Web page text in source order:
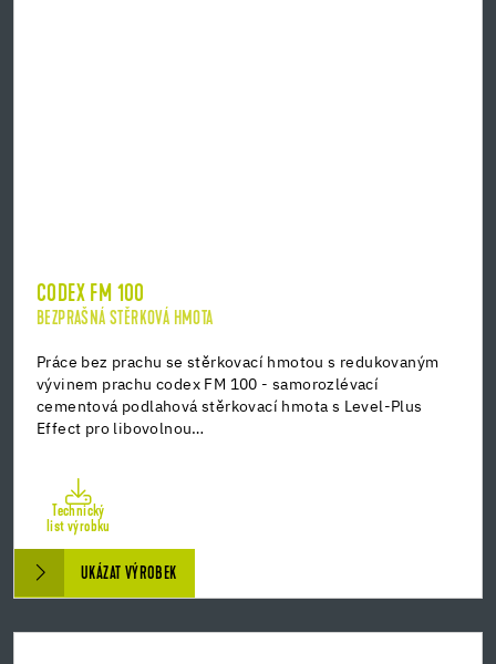
CODEX FM 100
BEZPRAŠNÁ STĚRKOVÁ HMOTA
Práce bez prachu se stěrkovací hmotou s redukovaným
vývinem prachu codex FM 100 - samorozlévací
cementová podlahová stěrkovací hmota s Level-Plus
Effect pro libovolnou…
Technický
list výrobku
UKÁZAT VÝROBEK